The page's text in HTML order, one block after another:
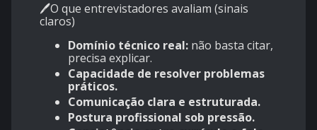
🖊O que entrevistadores avaliam (sinais
claros)
Domínio técnico real: não basta citar,
precisa explicar.
Capacidade de resolver problemas
práticos.
Comunicação clara e estruturada.
Postura profissional sob pressão.